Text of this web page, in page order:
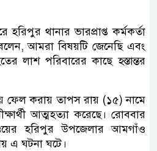
হরিপুর থানার ভারপ্রাপ্ত কর্মকর্তা
আমরা বিষয়টি জেনেছি এবং
লাশ পরিবারের কাছে হস্তান্তর
ফেল করায় তাপস রায় (১৫) নামে
আত্মহত্যা করেছে। রোববার
হরিপুর উপজেলার আমগাঁও
এ ঘটনা ঘটে।